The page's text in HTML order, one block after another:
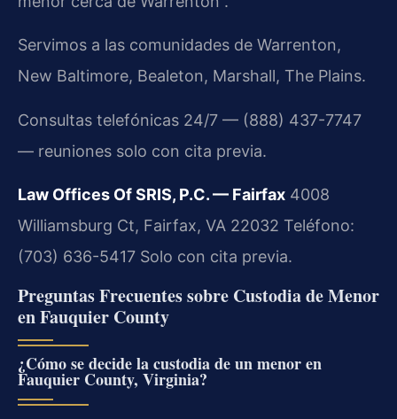
Servimos a las comunidades de Warrenton,
New Baltimore, Bealeton, Marshall, The Plains.
Consultas telefónicas 24/7 — (888) 437-7747
— reuniones solo con cita previa.
Law Offices Of SRIS, P.C. — Fairfax 4008
Williamsburg Ct, Fairfax, VA 22032 Teléfono:
(703) 636-5417 Solo con cita previa.
Preguntas Frecuentes sobre Custodia de Menor
en Fauquier County
¿Cómo se decide la custodia de un menor en
Fauquier County, Virginia?